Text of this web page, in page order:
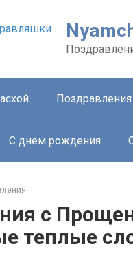
С днем рождения
с
теплые